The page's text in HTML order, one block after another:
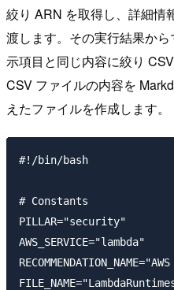
絞り ARN を取得し、詳細情
渡します。その実行結果か
示項目と同じ内容に絞り
CSV ファイルの内容を
えたファイルを作成します。
#!/bin/bash
# Constants
PILLAR="security"
AWS_SERVICE="lambda"